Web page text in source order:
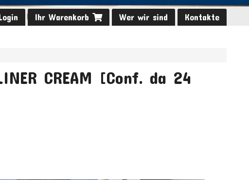
Ihr Warenkorb Wer wir sind Kontakte
CREAM [Conf. da 24